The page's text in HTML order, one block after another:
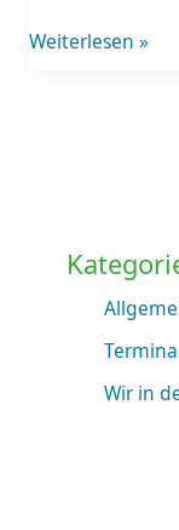
Weiterlesen »
Wir in